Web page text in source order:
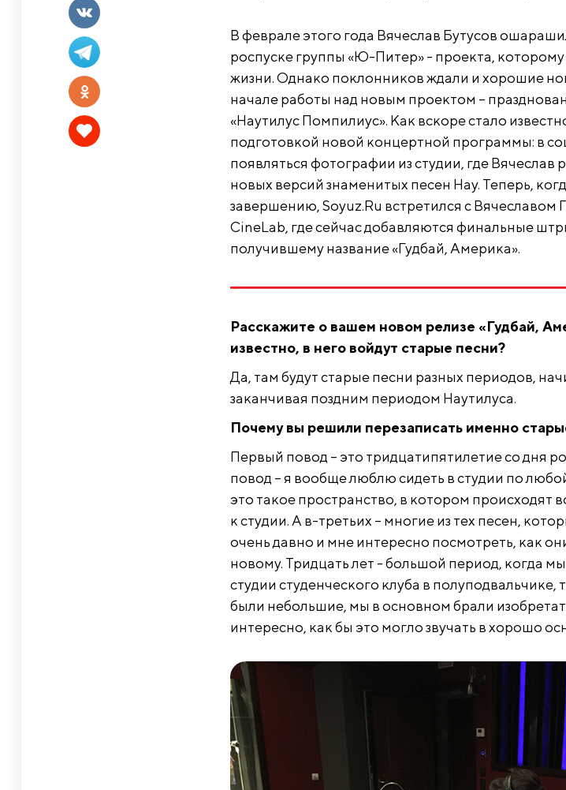
В феврале этого года Вячеслав Бутусов
роспуске группы «Ю-Питер» - проекта, которому
жизни. Однако поклонников ждали и хорошие
начале работы над новым проектом –
«Наутилус Помпилиус». Как вскоре стало
подготовкой новой концертной программы: в
появляться фотографии из студии, где Вячеслав
новых версий знаменитых песен Нау. Теперь,
завершению, Soyuz.Ru встретился с Вячеславом
CineLab, где сейчас добавляются финальные
получившему название «Гудбай, Америка».
Расскажите о вашем новом релизе «Гудбай,
известно, в него войдут старые песни?
Да, там будут старые песни разных периодов,
заканчивая поздним периодом Наутилуса.
Почему вы решили перезаписать именно
Первый повод – это тридцатипятилетие со дня
повод – я вообще люблю сидеть в студии по
это такое пространство, в котором происходят
к студии. А в-третьих – многие из тех песен,
очень давно и мне интересно посмотреть, как
новому. Тридцать лет - большой период, когда мы
студии студенческого клуба в
были небольшие, мы в основном брали
интересно, как бы это могло звучать в хорошо